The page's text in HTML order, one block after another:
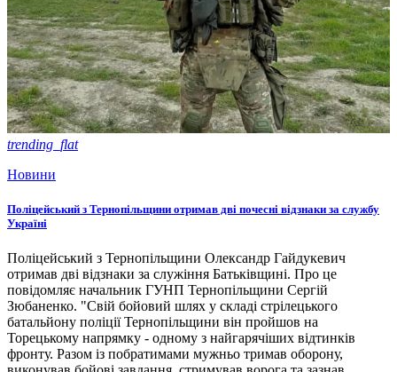
trending_flat
Новини
Поліцейський з Тернопільщини отримав дві почесні відзнаки за службу
Україні
Поліцейський з Тернопільщини Олександр Гайдукевич
отримав дві відзнаки за служіння Батьківщині. Про це
повідомляє начальник ГУНП Тернопільщини Сергій
Зюбаненко. "Свій бойовий шлях у складі стрілецького
батальйону поліції Тернопільщини він пройшов на
Торецькому напрямку - одному з найгарячіших відтинків
фронту. Разом із побратимами мужньо тримав оборону,